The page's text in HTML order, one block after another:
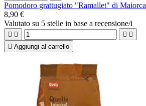
Pomodoro grattugiato "Ramallet" di Maiorca
8,90 €
Valutato su 5 stelle in base a recensione/i
   
 Aggiungi al carrello